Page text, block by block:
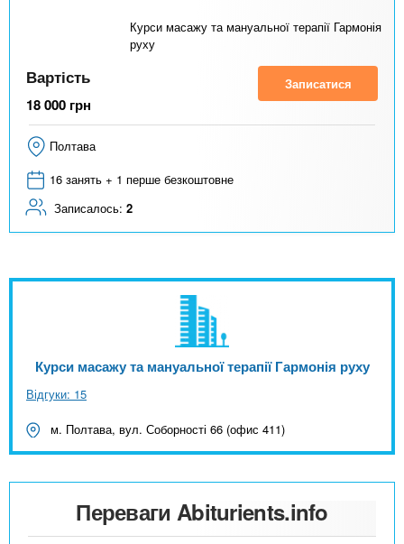
Курси масажу та мануальної терапії Гармонія
руху
Вартість
18 000 грн
Записатися
Полтава
16 занять + 1 перше безкоштовне
Записалось: 2
Курси масажу та мануальної терапії Гармонія руху
Відгуки: 15
м. Полтава, вул. Соборності 66 (офис 411)
Переваги Abiturients.info